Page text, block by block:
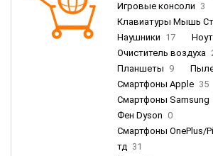
Игровые консоли 3
Клавиатуры Мышь
Наушники 17
Очиститель воздуха
Планшеты 9
Смартфоны Apple 35
Смартфоны Samsung
Фен Dyson 0
Смартфоны OnePlus/
тд 31